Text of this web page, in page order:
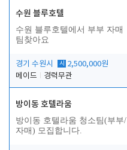
수원 블루호텔
수원 블루호텔에서 부부 자매
팀찾아요
경기 수원시 시
2,500,000원
메이드
경력무관
방이동 호텔라움
방이동 호텔라움 청소팀(부부/
자매) 모집합니다.